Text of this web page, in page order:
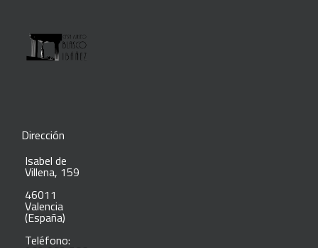
Dirección
Isabel de
Villena, 159
46011
Valencia
(España)
Teléfono: